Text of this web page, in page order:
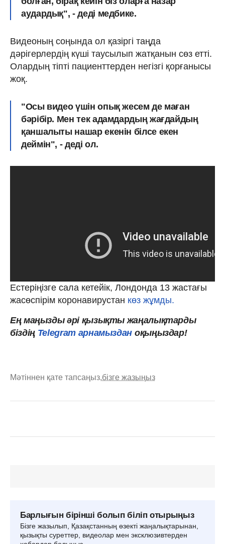
аудардық", - деді медбике.
Видеоның соңында ол қазіргі таңда
дәрігерлердің күші таусылып жатқанын сөз етті.
Олардың тіпті пациенттерден негізгі қорғанысы
жоқ.
"Осы видео үшін опық жесем де маған
бәрібір. Мен тек адамдардың жағдайдың
қаншалыты нашар екенін білсе екен
деймін", - деді ол.
Естеріңізге сала кетейік, Лондонда 13 жастағы
жасөспірім коронавирустан көз жұмды.
Ең маңызды әрі қызықты жаңалықтарды
біздің Telegram арнамыздан оқыңыздар!
Мәтіннен қате тапсаңыз,бізге жазыңыз
Барлығын бірінші болып біліп отырыңыз
Бізге жазылып, Қазақстанның өзекті жаңалықтарынан,
қызықты суреттер, видеолар мен эксклюзивтерден